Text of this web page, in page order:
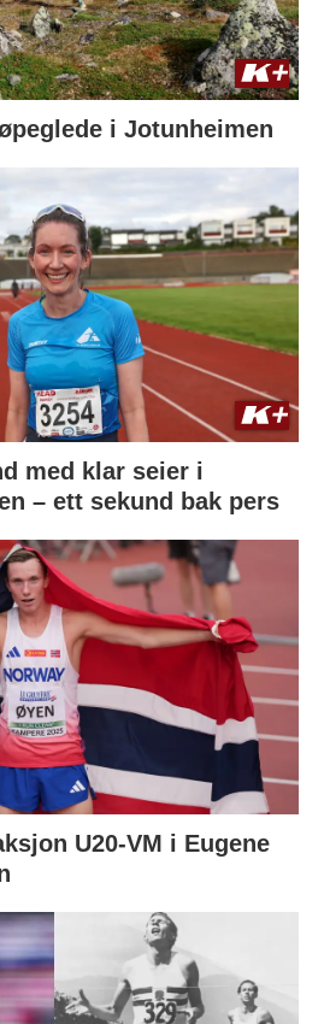
i Jotunheimen
med klar seier i
– ett sekund bak pers
U20-VM i Eugene